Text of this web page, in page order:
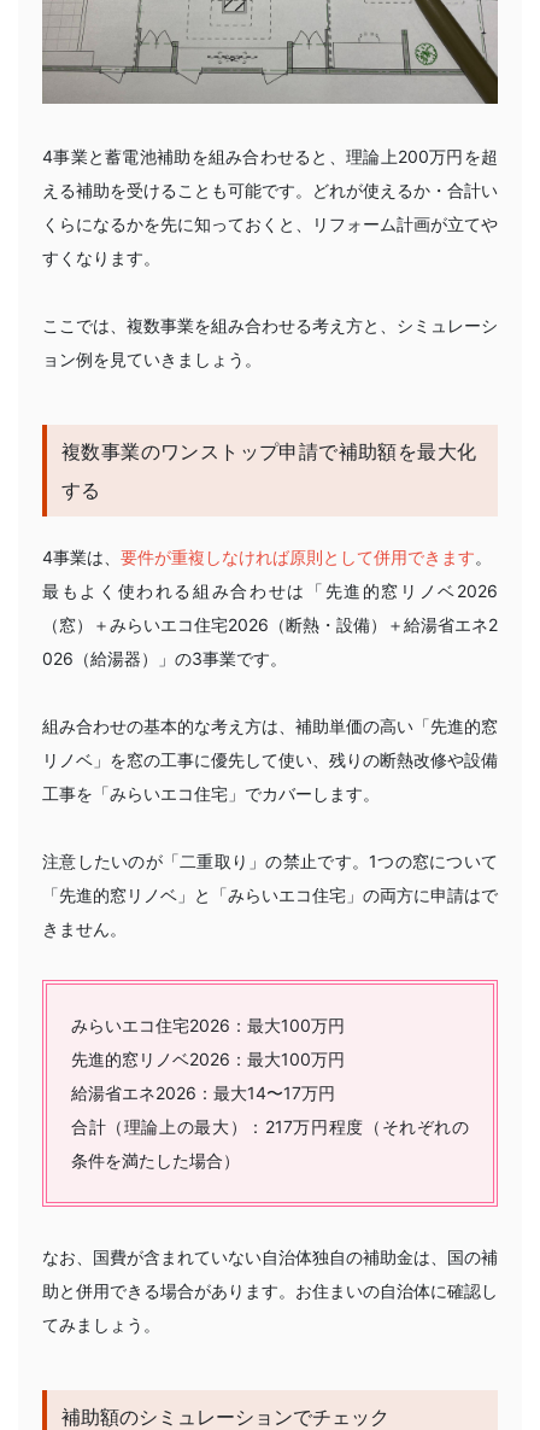
4事業と蓄電池補助を組み合わせると、理論上200万円を超
える補助を受けることも可能です。どれが使えるか・合計い
くらになるかを先に知っておくと、リフォーム計画が立てや
すくなります。
ここでは、複数事業を組み合わせる考え方と、シミュレーシ
ョン例を見ていきましょう。
複数事業のワンストップ申請で補助額を最大化
する
4事業は、 要件が重複しなければ原則として併用できます。
最もよく使われる組み合わせは「先進的窓リノベ2026
（窓）＋みらいエコ住宅2026（断熱・設備）＋給湯省エネ2
026（給湯器）」の3事業です。
組み合わせの基本的な考え方は、補助単価の高い「先進的窓
リノベ」を窓の工事に優先して使い、残りの断熱改修や設備
工事を「みらいエコ住宅」でカバーします。
注意したいのが「二重取り」の禁止です。1つの窓について
「先進的窓リノベ」と「みらいエコ住宅」の両方に申請はで
きません。
みらいエコ住宅2026：最大100万円
先進的窓リノベ2026：最大100万円
給湯省エネ2026：最大14〜17万円
合計 （理論上の最大）：217万円程度（それぞれの
条件を満たした場合）
なお、国費が含まれていない自治体独自の補助金は、国の補
助と併用できる場合があります。お住まいの自治体に確認し
てみましょう。
補助額のシミュレーションでチェック